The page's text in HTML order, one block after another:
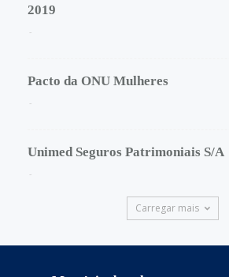
2019
-
Pacto da ONU Mulheres
-
Unimed Seguros Patrimoniais S/A
-
Carregar mais